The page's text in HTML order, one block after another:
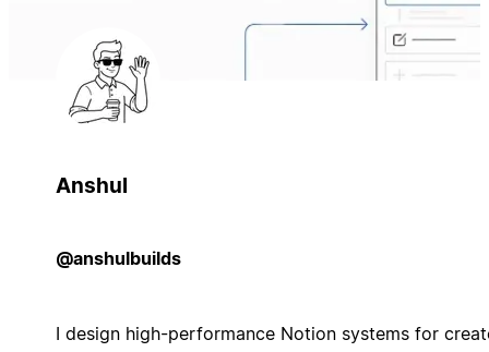
Anshul
@anshulbuilds
I design high-performance Notion systems for